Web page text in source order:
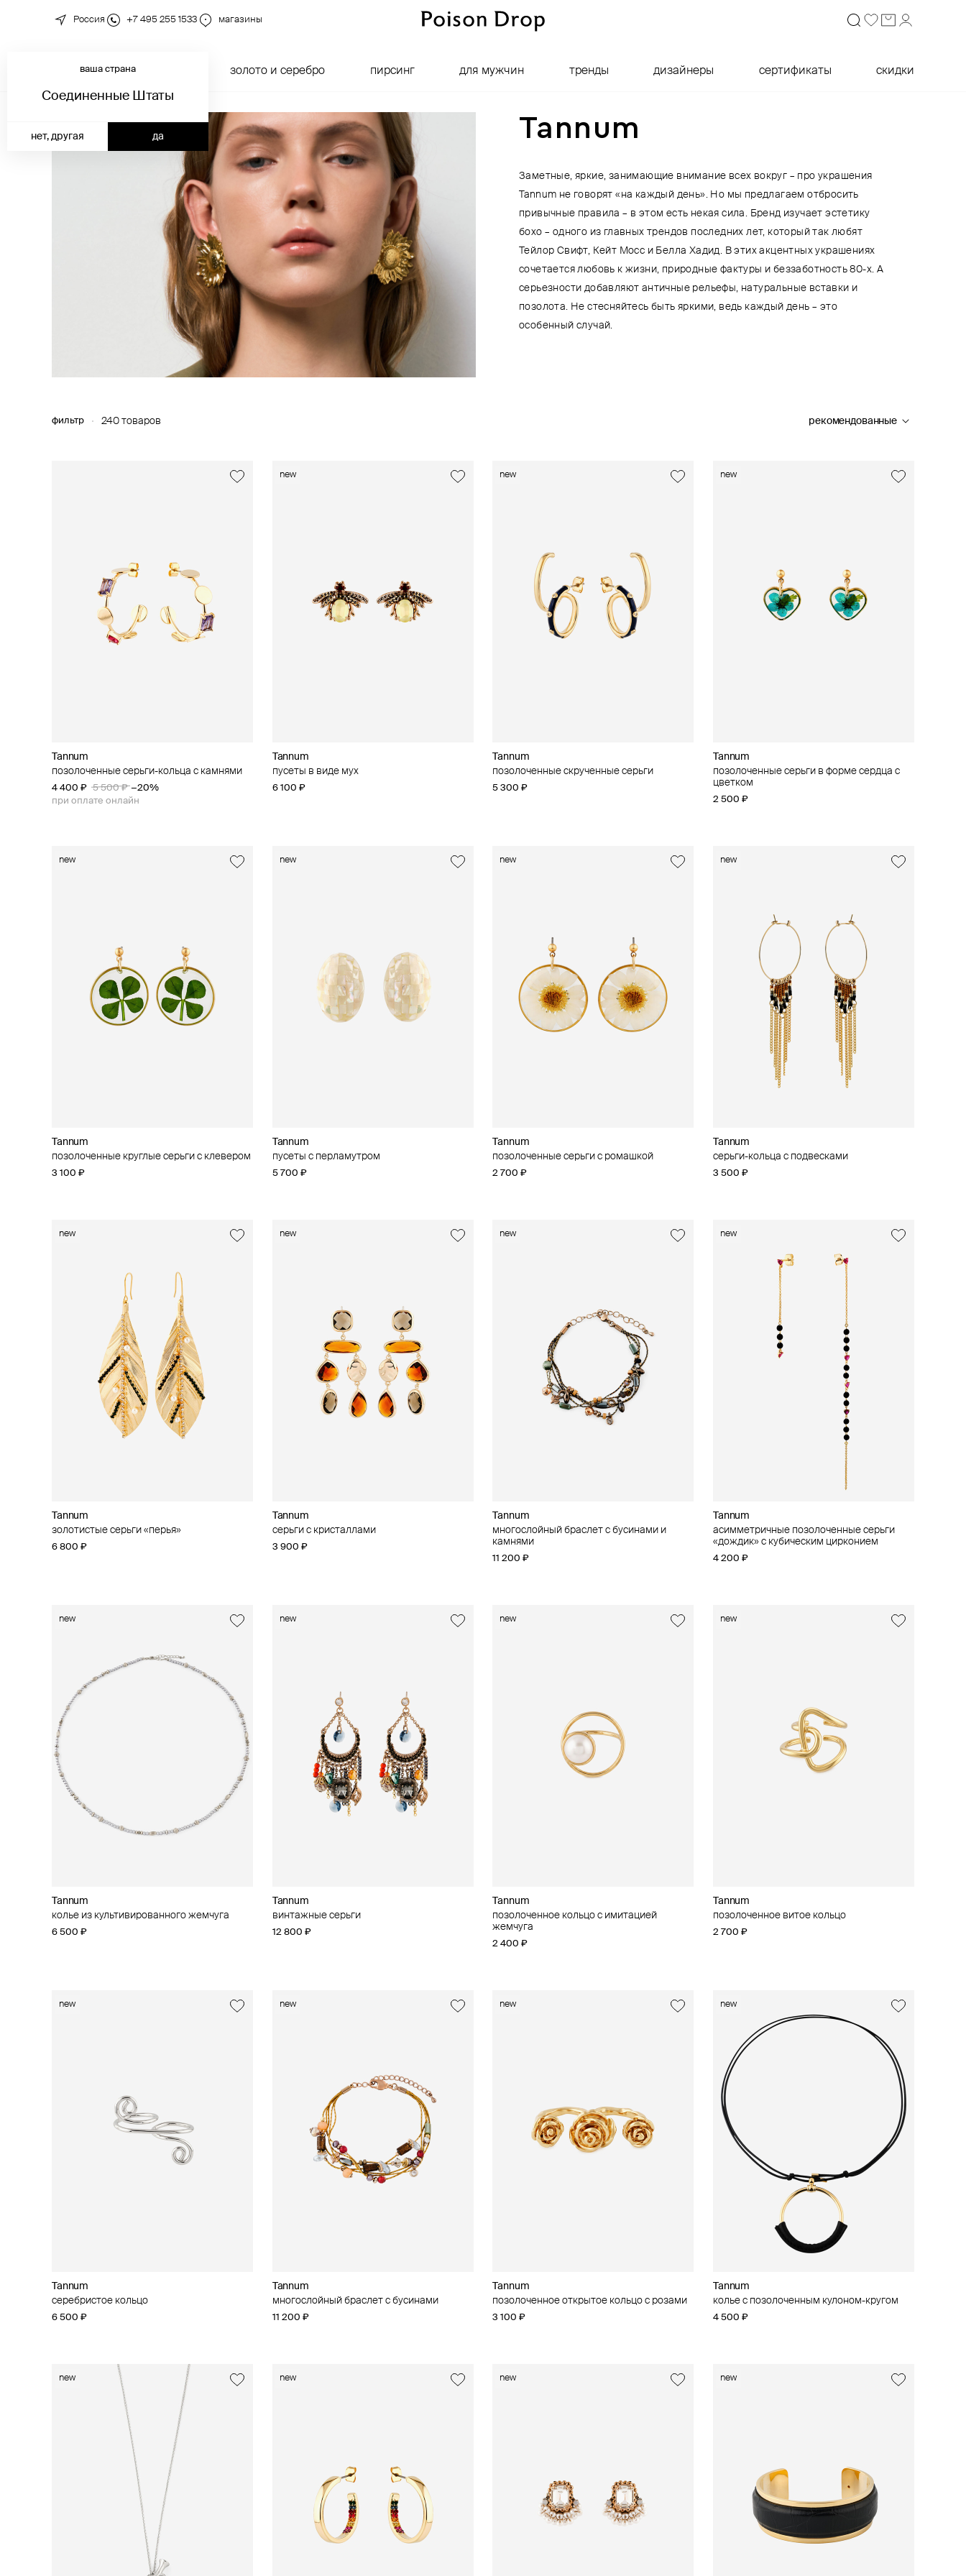
Россия +7 495 255 1533 магазины
новинки золото и серебро пирсинг для мужчин тренды дизайнеры сертификаты скидки
ваша страна
Соединенные Штаты
да
нет, другая Tannum
Заметные, яркие, занимающие внимание всех вокруг – про украшения
Tannum не говорят «на каждый день». Но мы предлагаем отбросить
привычные правила – в этом есть некая сила. Бренд изучает эстетику
бохо – одного из главных трендов последних лет, который так любят
Тейлор Свифт, Кейт Мосс и Белла Хадид. В этих акцентных украшениях
сочетается любовь к жизни, природные фактуры и беззаботность 80-х. А
серьезности добавляют античные рельефы, натуральные вставки и
позолота. Не стесняйтесь быть яркими, ведь каждый день – это
особенный случай.
фильтр 240 товаров рекомендованные
Tannum
позолоченные серьги-кольца с камнями
4 400 ₽ 5 500 ₽ −20%
при оплате онлайн
new
Tannum
пусеты в виде мух
6 100 ₽
new
Tannum
позолоченные скрученные серьги
5 300 ₽
new
Tannum
позолоченные серьги в форме сердца с
цветком
2 500 ₽
new
Tannum
позолоченные круглые серьги с клевером
3 100 ₽
new
Tannum
пусеты с перламутром
5 700 ₽
new
Tannum
позолоченные серьги с ромашкой
2 700 ₽
new
Tannum
серьги-кольца с подвесками
3 500 ₽
new
Tannum
золотистые серьги «перья»
6 800 ₽
new
Tannum
серьги с кристаллами
3 900 ₽
new
Tannum
многослойный браслет с бусинами и
камнями
11 200 ₽
new
Tannum
асимметричные позолоченные серьги
«дождик» с кубическим цирконием
4 200 ₽
new
Tannum
колье из культивированного жемчуга
6 500 ₽
new
Tannum
винтажные серьги
12 800 ₽
new
Tannum
позолоченное кольцо с имитацией
жемчуга
2 400 ₽
new
Tannum
позолоченное витое кольцо
2 700 ₽
new
Tannum
серебристое кольцо
6 500 ₽
new
Tannum
многослойный браслет с бусинами
11 200 ₽
new
Tannum
позолоченное открытое кольцо с розами
3 100 ₽
new
Tannum
колье с позолоченным кулоном-кругом
4 500 ₽
new new new new